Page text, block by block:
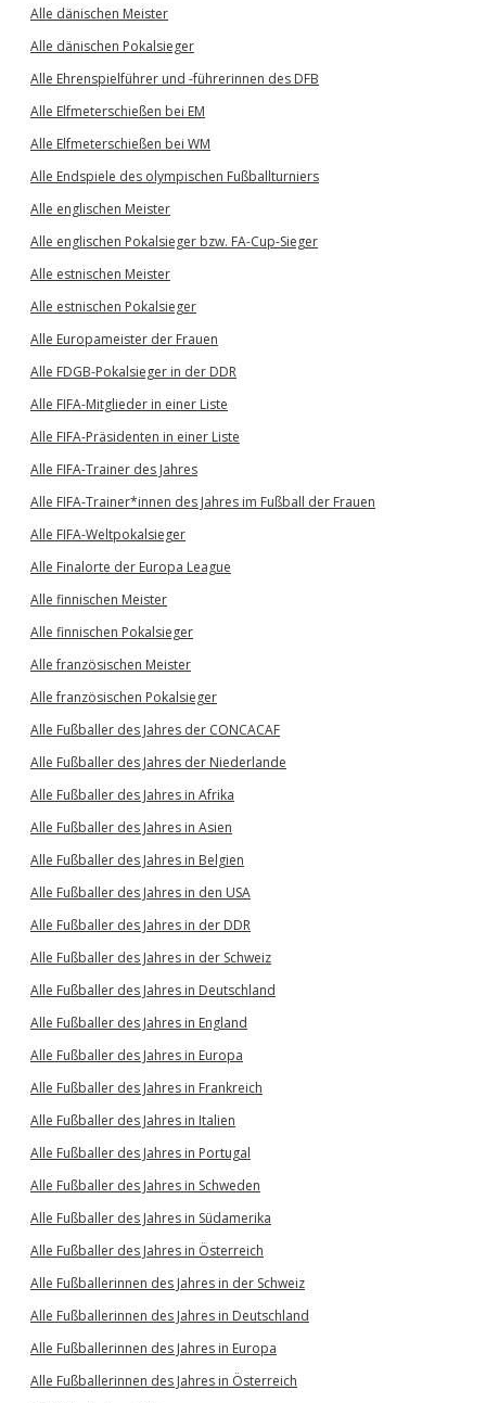
Alle dänischen Meister
Alle dänischen Pokalsieger
Alle Ehrenspielführer und -führerinnen des DFB
Alle Elfmeterschießen bei EM
Alle Elfmeterschießen bei WM
Alle Endspiele des olympischen Fußballturniers
Alle englischen Meister
Alle englischen Pokalsieger bzw. FA-Cup-Sieger
Alle estnischen Meister
Alle estnischen Pokalsieger
Alle Europameister der Frauen
Alle FDGB-Pokalsieger in der DDR
Alle FIFA-Mitglieder in einer Liste
Alle FIFA-Präsidenten in einer Liste
Alle FIFA-Trainer des Jahres
Alle FIFA-Trainer*innen des Jahres im Fußball der Frauen
Alle FIFA-Weltpokalsieger
Alle Finalorte der Europa League
Alle finnischen Meister
Alle finnischen Pokalsieger
Alle französischen Meister
Alle französischen Pokalsieger
Alle Fußballer des Jahres der CONCACAF
Alle Fußballer des Jahres der Niederlande
Alle Fußballer des Jahres in Afrika
Alle Fußballer des Jahres in Asien
Alle Fußballer des Jahres in Belgien
Alle Fußballer des Jahres in den USA
Alle Fußballer des Jahres in der DDR
Alle Fußballer des Jahres in der Schweiz
Alle Fußballer des Jahres in Deutschland
Alle Fußballer des Jahres in England
Alle Fußballer des Jahres in Europa
Alle Fußballer des Jahres in Frankreich
Alle Fußballer des Jahres in Italien
Alle Fußballer des Jahres in Portugal
Alle Fußballer des Jahres in Schweden
Alle Fußballer des Jahres in Südamerika
Alle Fußballer des Jahres in Österreich
Alle Fußballerinnen des Jahres in der Schweiz
Alle Fußballerinnen des Jahres in Deutschland
Alle Fußballerinnen des Jahres in Europa
Alle Fußballerinnen des Jahres in Österreich